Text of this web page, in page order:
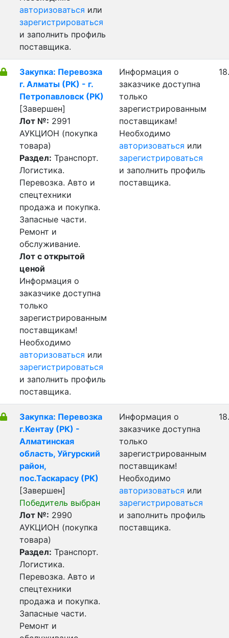
авторизоваться или
зарегистрироваться
и заполнить профиль
поставщика.
Закупка: Перевозка
г. Алматы (РК) - г.
Петропавловск (РК)
[Завершен]
Лот №: 2991
АУКЦИОН (покупка
товара)
Раздел: Транспорт.
Логистика.
Перевозка. Авто и
спецтехники
продажа и покупка.
Запасные части.
Ремонт и
обслуживание.
Лот с открытой
ценой
Информация о
заказчике доступна
только
зарегистрированным
поставщикам!
Необходимо
авторизоваться или
зарегистрироваться
и заполнить профиль
поставщика.
Информация о
заказчике доступна
только
зарегистрированным
поставщикам!
Необходимо
авторизоваться или
зарегистрироваться
и заполнить профиль
поставщика.
Закупка: Перевозка
г.Кентау (РК) -
Алматинская
область, Уйгурский
район,
пос.Таскарасу (РК)
[Завершен]
Победитель выбран
Лот №: 2990
АУКЦИОН (покупка
товара)
Раздел: Транспорт.
Логистика.
Перевозка. Авто и
спецтехники
продажа и покупка.
Запасные части.
Ремонт и
Информация о
заказчике доступна
только
зарегистрированным
поставщикам!
Необходимо
авторизоваться или
зарегистрироваться
и заполнить профиль
поставщика.